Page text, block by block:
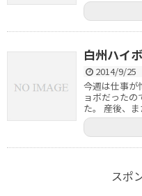
白州ハイ
2014/9/25
今週は仕事が
ョボだったの
た。 産後、
スポ